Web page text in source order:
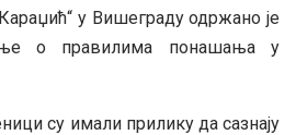
у Вишеграду одржано је
о правилима понашања у
су имали прилику да сазнају